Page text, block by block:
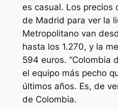
es casual. Los precios
de Madrid para ver la
Metropolitano van
hasta los 1.270, y la
594 euros. “Colombia
el equipo más pecho
últimos años. Es, de
de Colombia.